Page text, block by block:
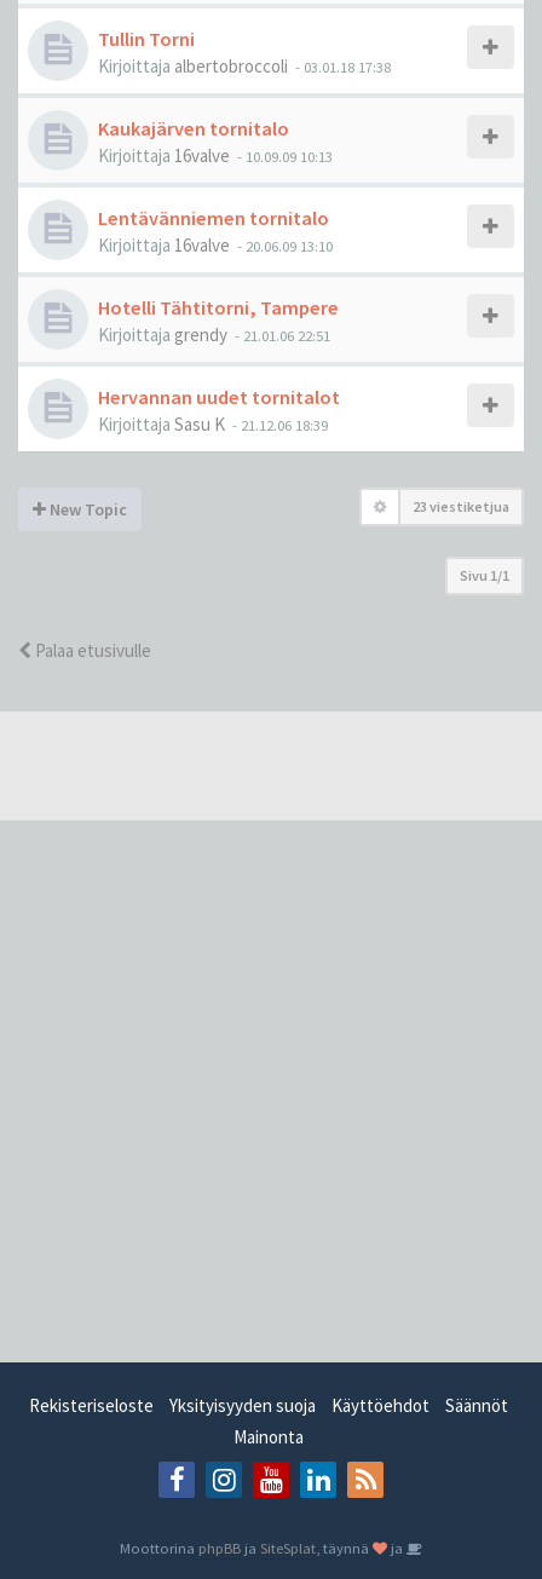
Tullin Torni
Kirjoittaja albertobroccoli - 03.01.18 17:38
Kaukajärven tornitalo
Kirjoittaja 16valve - 10.09.09 10:13
Lentävänniemen tornitalo
Kirjoittaja 16valve - 20.06.09 13:10
Hotelli Tähtitorni, Tampere
Kirjoittaja grendy - 21.01.06 22:51
Hervannan uudet tornitalot
Kirjoittaja Sasu K - 21.12.06 18:39
New Topic 23 viestiketjua
Sivu 1/1
Palaa etusivulle
Rekisteriseloste Yksityisyyden suoja Käyttöehdot
Säännöt
Mainonta
Moottorina phpBB ja SiteSplat , täynnä
ja